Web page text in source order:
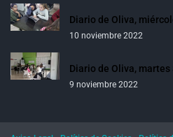
Diario de Oliva,
10 noviembre 2022
Diario de Oliva, martes
9 noviembre 2022